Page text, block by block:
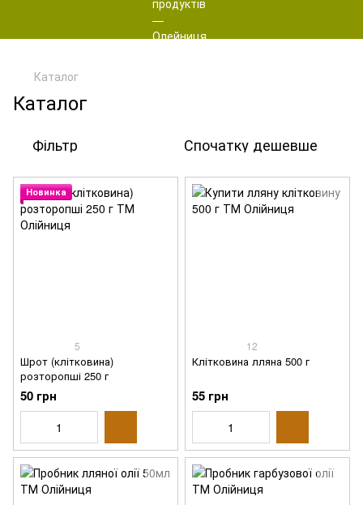
Каталог
Каталог
Фільтр Спочатку дешевше
Новинка
5
Шрот (клітковина)
розторопші 250 г
50 грн
12
Клітковина лляна 500 г
55 грн